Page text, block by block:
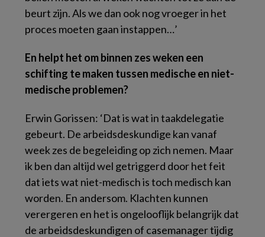
beurt zijn. Als we dan ook nog vroeger in het
proces moeten gaan instappen…’
En helpt het om binnen zes weken een
schifting te maken tussen medische en niet-
medische problemen?
Erwin Gorissen: ‘Dat is wat in taakdelegatie
gebeurt. De arbeidsdeskundige kan vanaf
week zes de begeleiding op zich nemen. Maar
ik ben dan altijd wel getriggerd door het feit
dat iets wat niet-medisch is toch medisch kan
worden. En andersom. Klachten kunnen
verergeren en het is ongelooflijk belangrijk dat
de arbeidsdeskundigen of casemanager tijdig